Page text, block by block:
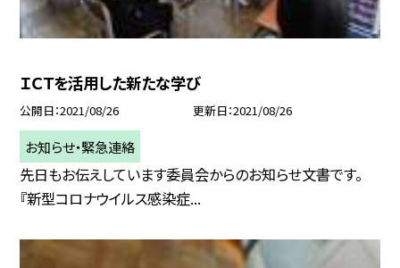
ＩＣＴを活用した新たな学び
公開日 2021/08/26 更新日 2021/08/26
お知らせ・緊急連絡
先日もお伝えしています委員会からのお知らせ文書です。
『新型コロナウイルス感染症...